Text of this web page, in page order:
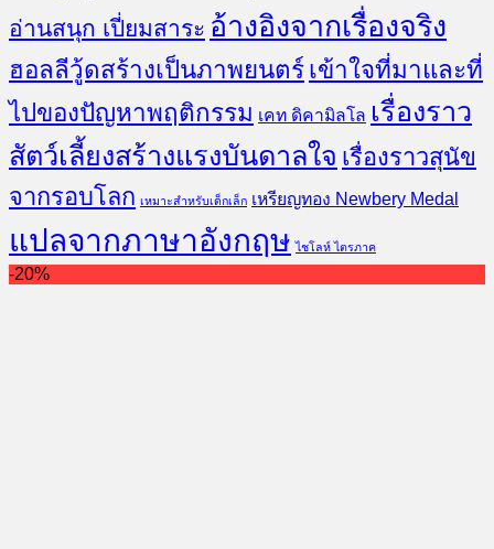
อ่านสนุก เปี่ยมสาระ อ้างอิงจากเรื่องจริง
ฮอลลีวู้ดสร้างเป็นภาพยนตร์ เข้าใจที่มาและที่
ไปของปัญหาพฤติกรรม เคท ดิคามิลโล เรื่องราว
สัตว์เลี้ยงสร้างแรงบันดาลใจ เรื่องราวสุนัข
จากรอบโลก เหมาะสำหรับเด็กเล็ก เหรียญทอง Newbery Medal
แปลจากภาษาอังกฤษ ไชโลห์ ไตรภาค
-20%